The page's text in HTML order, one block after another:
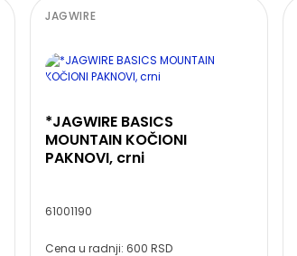
JAGWIRE
*JAGWIRE BASICS
MOUNTAIN KOČIONI
PAKNOVI, crni
61001190
Cena u radnji: 600 RSD